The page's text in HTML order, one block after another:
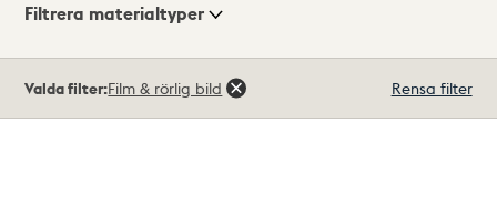
Visningsläge
Filtrera materialtyper
träffar
Valda filter:Film & rörlig bild Rensa filter